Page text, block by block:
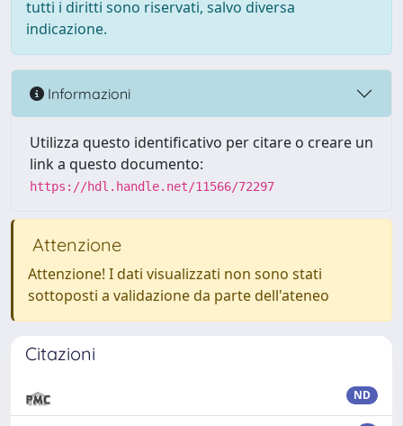
tutti i diritti sono riservati, salvo diversa
indicazione.
Informazioni
Utilizza questo identificativo per citare o creare un
link a questo documento:
https://hdl.handle.net/11566/72297
Attenzione
Attenzione! I dati visualizzati non sono stati
sottoposti a validazione da parte dell'ateneo
Citazioni
ND